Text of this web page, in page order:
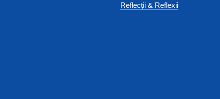
Reflecții & Reflexii